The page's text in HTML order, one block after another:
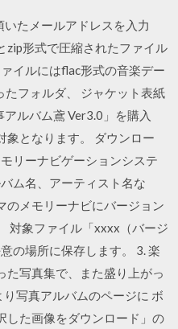
たメールアドレスを入力
zip形式で圧縮されたファイル
イルにはflac形式の音楽デー
たフォルダ、 ジャケット表紙
ルバム鳶 Ver3.0」を購入
象となります。 ダウンロー
リーナビゲーションシステ
ム名、アーティスト名な
のメモリーナビにバージョン
対象ファイル「xxxx（バージ
の場所に保存します。 3. 楽
た写真集で、また盛り上がっ
写真アルバムのページに ボ
した画像をダウンロード」の